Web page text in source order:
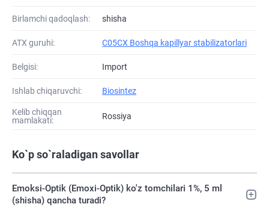
Birlamchi qadoqlash: shisha
ATХ guruhi: C05CX Boshqa kapillyar stabilizatorlari
Belgisi: Import
Ishlab chiqaruvchi: Biosintez
Kelib chiqqan
mamlakati:
Rossiya
Ko`p so`raladigan savollar
Emoksi-Optik (Emoxi-Optik) ko'z tomchilari 1%, 5 ml
(shisha) qancha turadi?